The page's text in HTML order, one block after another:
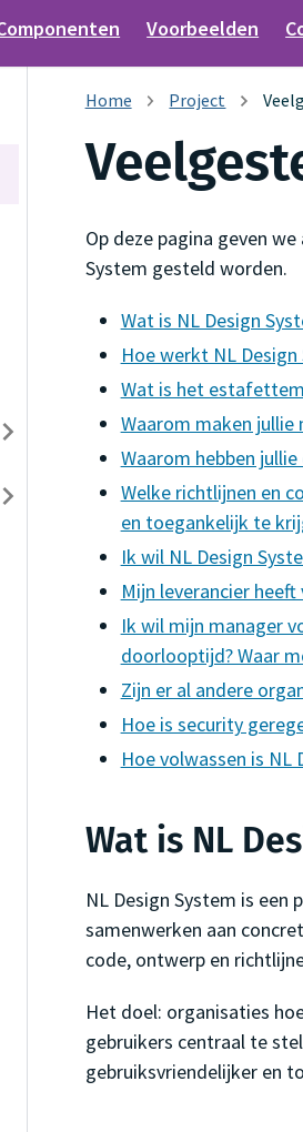
Voorbeelden
Project
Op deze pagina geven
System gesteld worden.
Wat is NL Design
Hoe werkt NL Design
Wat is het
Waarom maken
Waarom hebben
Welke richtlijnen en
en toegankelijk te
Ik wil NL Design
Mijn leverancier
Ik wil mijn manager
doorlooptijd? Waar
Zijn er al andere
Hoe is security
Hoe volwassen is NL
Wat is NL
NL Design System is
samenwerken aan
code, ontwerp en
Het doel: organisaties
gebruikers centraal te
gebruiksvriendelijker en